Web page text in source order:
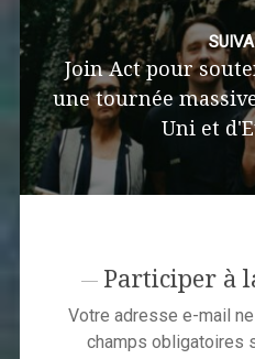
Join Act pour
une tournée
Uni et
Participer à
Votre adresse e-mail
champs obligatoires